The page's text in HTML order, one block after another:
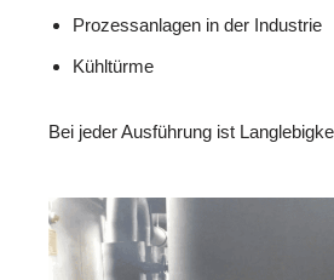
Prozessanlagen in der Industrie
Kühltürme
Bei jeder Ausführung ist